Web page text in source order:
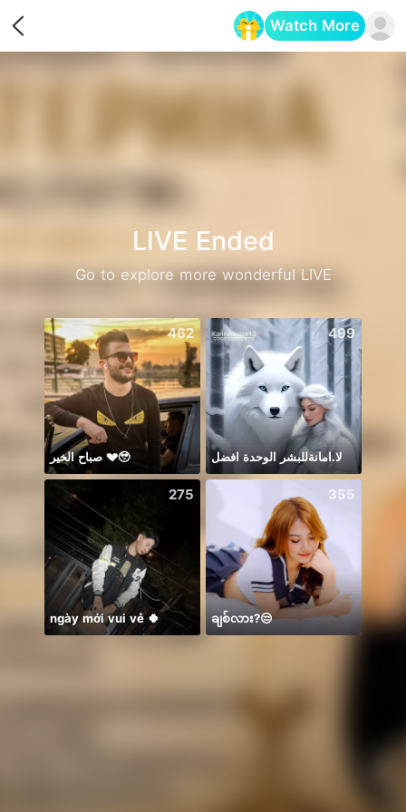
Watch More
LIVE Ended
Go to explore more wonderful LIVE
462
صباح الخير 💔🥹
499
لا.امانةللبشر الوحدة افضل
275
ngày mới vui vẻ 🍀
355
ချစ်လား?😒